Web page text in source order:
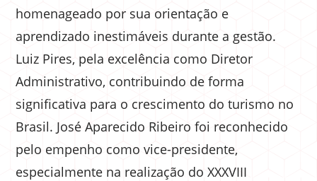
homenageado por sua orientação e
aprendizado inestimáveis durante a gestão.
Luiz Pires, pela excelência como Diretor
Administrativo, contribuindo de forma
significativa para o crescimento do turismo no
Brasil. José Aparecido Ribeiro foi reconhecido
pelo empenho como vice-presidente,
especialmente na realização do XXXVIII